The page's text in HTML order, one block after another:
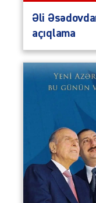
Əli
açıqlama